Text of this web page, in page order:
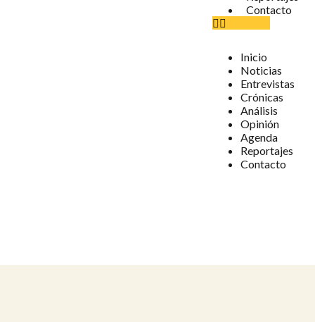
Contacto
Inicio
Noticias
Entrevistas
Crónicas
Análisis
Opinión
Agenda
Reportajes
Contacto